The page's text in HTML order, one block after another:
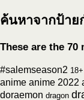
ค้นหาจากป้าย
These are the
#salemseason2 18+
anime anime 2022
doraemon dragon